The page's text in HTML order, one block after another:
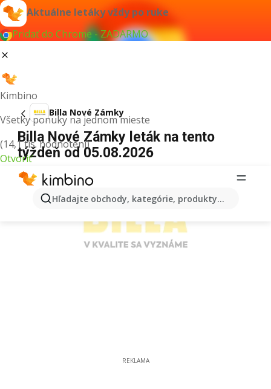
Aktuálne letáky vždy po ruke
Pridať do Chrome - ZADARMO
Kimbino
Všetky ponuky na jednom mieste
(14,1 tis. hodnotení)
Otvoriť
Hľadajte obchody, kategórie, produkty...
Billa Nové Zámky
Billa Nové Zámky leták na tento
týždeň od 05.08.2026
REKLAMA